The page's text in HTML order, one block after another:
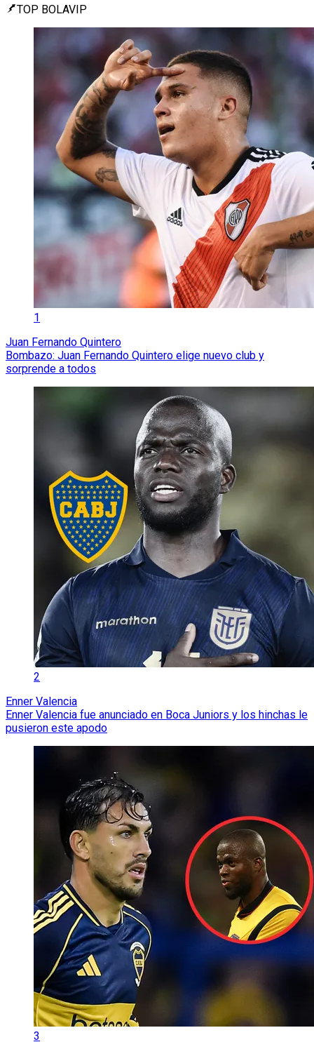
TOP BOLAVIP
1
Juan Fernando Quintero
Bombazo: Juan Fernando Quintero elige nuevo club y
sorprende a todos
2
Enner Valencia
Enner Valencia fue anunciado en Boca Juniors y los hinchas le
pusieron este apodo
3